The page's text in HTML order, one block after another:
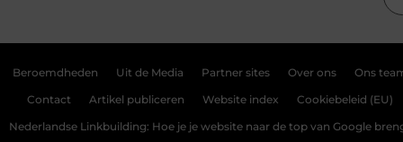
Beroemdheden Uit de Media Partner sites Over ons Ons
Contact Artikel publiceren Website index Cookiebeleid (EU)
Nederlandse Linkbuilding: Hoe je je website naar de top van Google